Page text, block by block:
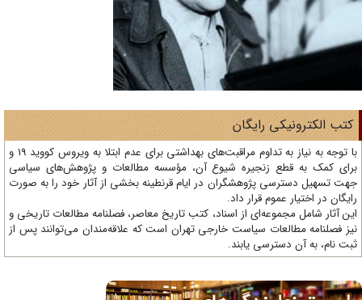
الکترونیکی رایگان
با توجه به نیاز به تداوم مراقبت‌های بهداشتی برای عدم ابتلا به ویروس کووید 19 و
کمک به قطع زنجیره شیوع آن، مؤسسه مطالعات و پژوهش‌های سیاسی
تسهیل دسترسی پژوهشگران در ایام قرنطینه بخشی از آثار خود را به صورت
در اختیار عموم قرار داد.
آثار شامل مجموعه‌ای از اسناد، کتب تاریخ معاصر، فصلنامه‌ مطالعات تاریخی و
فصلنامه مطالعات سیاست خارجی تهران است که علاقه‌مندان می‌توانند پس از
نام، به آن دسترسی یابند.